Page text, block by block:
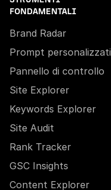
FONDAMENTALI
Brand Radar
Prompt personalizzati
Pannello di controllo
Site Explorer
Keywords Explorer
Site Audit
Rank Tracker
GSC Insights
Content Explorer